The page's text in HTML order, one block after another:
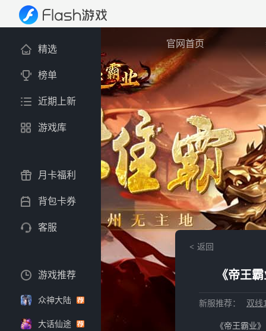
官网首页
返回
《帝王
新服推荐： 双线
《帝王霸业
精选
榜单
近期上新
游戏库
月卡福利
背包卡券
客服
游戏推荐
众神大陆
大话仙途